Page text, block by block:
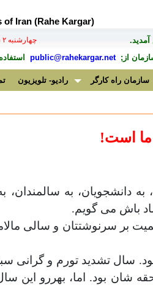
Iran (Rahe Kargar)
چهارشنبه ۲ فروردين ۱۳۹۱ برابر با ۲۱ مارس ۲۰۱۲
از;public@rahekargar.net
سازمان راه کارگر رادیو- تلویزیون
است!
به دانشجویان، به
باش می گویم.
بر سرنوشتتان و سالی
سال تشدید تورم و گرانی
شان بود. اما، بهررو این